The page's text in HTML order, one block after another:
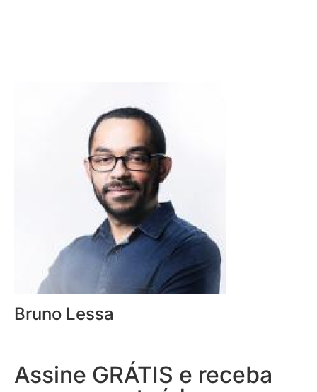
Bruno Lessa
Assine GRÁTIS e receba